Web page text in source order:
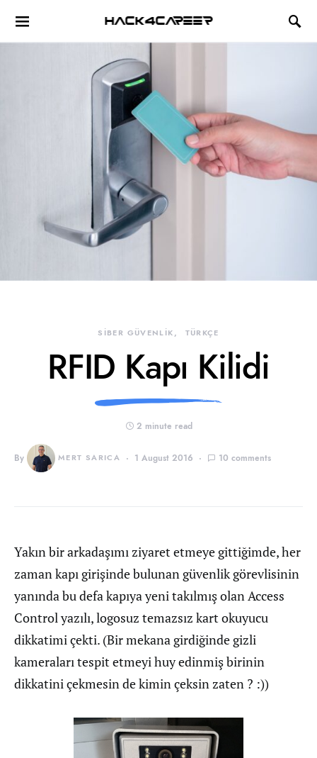
Hack4Career
SİBER GÜVENLİK TÜRKÇE
RFID Kapı Kilidi
2 minute read
By MERT SARICA 1 August 2016 10 comments
Yakın bir arkadaşımı ziyaret etmeye gittiğimde, her
zaman kapı girişinde bulunan güvenlik görevlisinin
yanında bu defa kapıya yeni takılmış olan Access
Control yazılı, logosuz temazsız kart okuyucu
dikkatimi çekti. (Bir mekana girdiğinde gizli
kameraları tespit etmeyi huy edinmiş birinin
dikkatini çekmesin de kimin çeksin zaten ? :))